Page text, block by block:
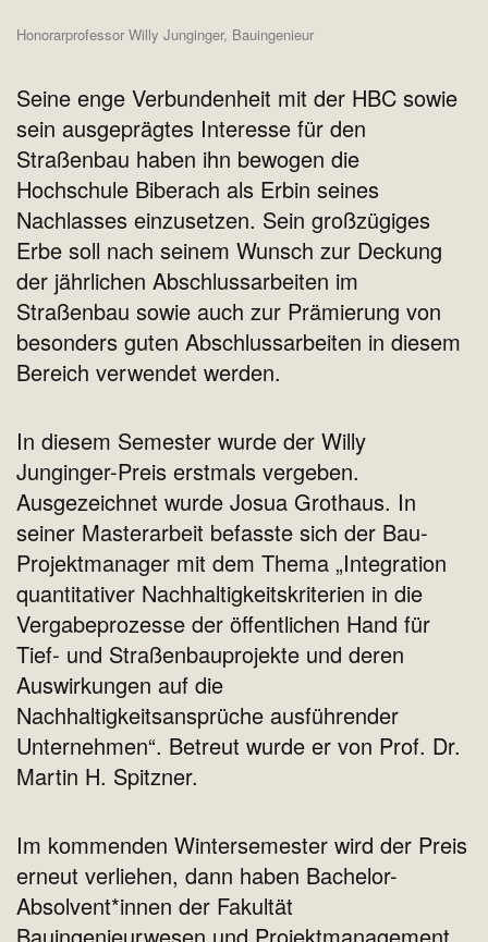
Honorarprofessor Willy Junginger, Bauingenieur
Seine enge Verbundenheit mit der HBC sowie
sein ausgeprägtes Interesse für den
Straßenbau haben ihn bewogen die
Hochschule Biberach als Erbin seines
Nachlasses einzusetzen. Sein großzügiges
Erbe soll nach seinem Wunsch zur Deckung
der jährlichen Abschlussarbeiten im
Straßenbau sowie auch zur Prämierung von
besonders guten Abschlussarbeiten in diesem
Bereich verwendet werden.
In diesem Semester wurde der Willy
Junginger-Preis erstmals vergeben.
Ausgezeichnet wurde Josua Grothaus. In
seiner Masterarbeit befasste sich der Bau-
Projektmanager mit dem Thema „Integration
quantitativer Nachhaltigkeitskriterien in die
Vergabeprozesse der öffentlichen Hand für
Tief- und Straßenbauprojekte und deren
Auswirkungen auf die
Nachhaltigkeitsansprüche ausführender
Unternehmen“. Betreut wurde er von Prof. Dr.
Martin H. Spitzner.
Im kommenden Wintersemester wird der Preis
erneut verliehen, dann haben Bachelor-
Absolvent*innen der Fakultät